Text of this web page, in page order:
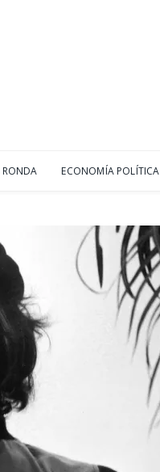
RONDA ECONOMÍA POLÍTICA